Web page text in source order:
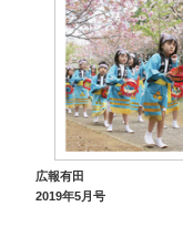
広報有田
2019年5月号